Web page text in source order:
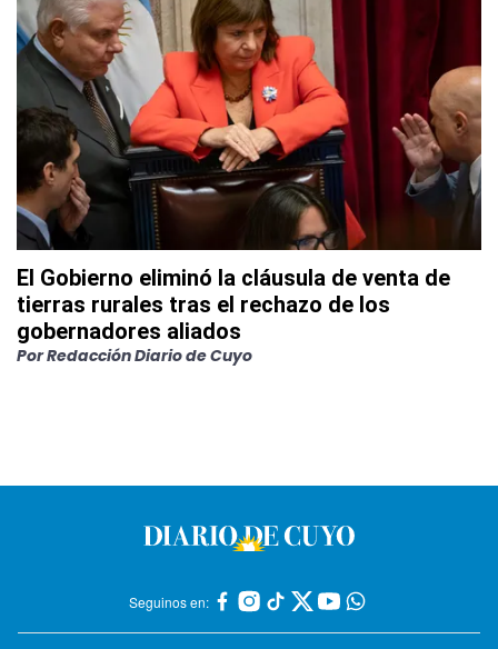
El Gobierno eliminó la cláusula de venta de
tierras rurales tras el rechazo de los
gobernadores aliados
PorRedacción Diario de Cuyo
Seguinos en: